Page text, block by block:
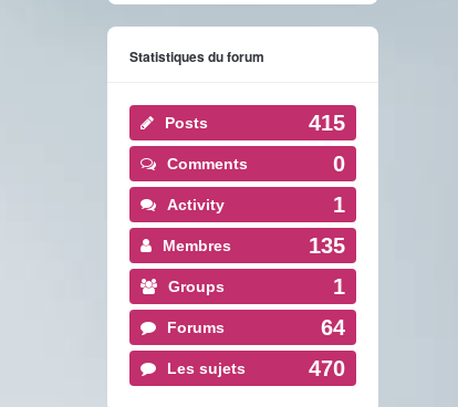
Statistiques du forum
Posts 415
Comments 0
Activity 1
Membres 135
Groups 1
Forums 64
Les sujets 470